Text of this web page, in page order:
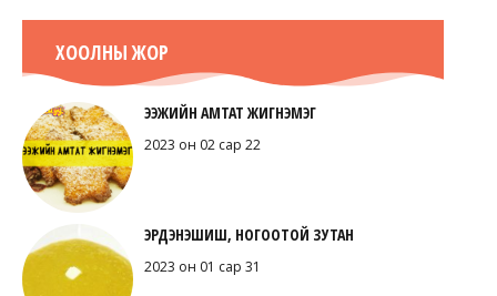
ХООЛНЫ ЖОР
ЭЭЖИЙН АМТАТ ЖИГНЭМЭГ
2023 он 02 сар 22
ЭРДЭНЭШИШ, НОГООТОЙ ЗУТАН
2023 он 01 сар 31